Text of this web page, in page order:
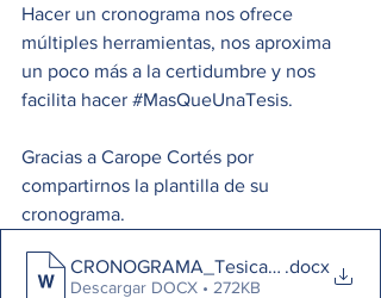
Hacer un cronograma nos ofrece
múltiples herramientas, nos aproxima
un poco más a la certidumbre y nos
facilita hacer #MasQueUnaTesis.
Gracias a Carope Cortés por
compartirnos la plantilla de su
cronograma.
CRONOGRAMA_TesicafÃ©.docx
Descargar DOCX • 272KB